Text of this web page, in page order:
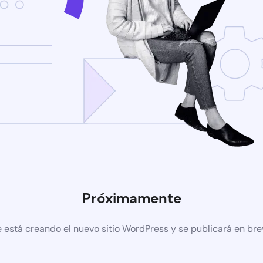
Próximamente
está creando el nuevo sitio WordPress y se publicará en